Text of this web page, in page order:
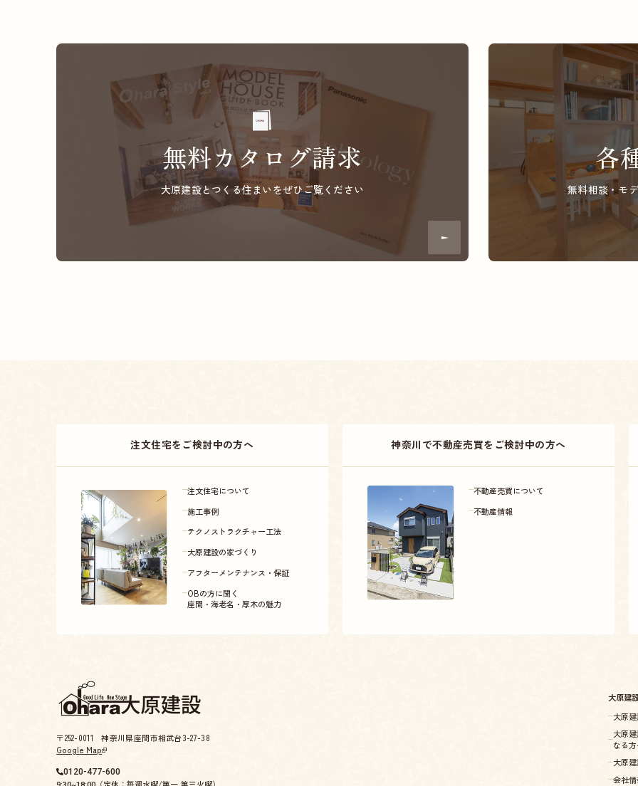
無料カタログ請求
大原建設とつくる住まいをぜひご覧ください
各
無料相談・モ
注文住宅をご検討中の方へ
注文住宅について
施工事例
テクノストラクチャー工法
大原建設の家づくり
アフターメンテナンス・保証
OBの方に聞く
座間・海老名・厚木の魅力
神奈川で不動産売買をご検討中の方へ
不動産売買について
不動産情報
〒252-0011 神奈川県座間市相武台3-27-38
Google Map
0120-477-600
大原建
大原
大原
なる
大原
会社